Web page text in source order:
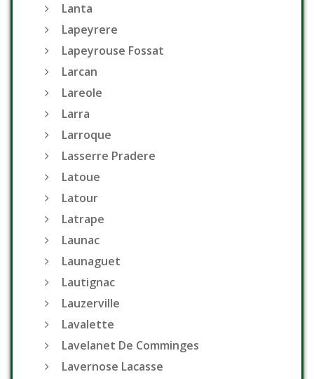
Lanta
Lapeyrere
Lapeyrouse Fossat
Larcan
Lareole
Larra
Larroque
Lasserre Pradere
Latoue
Latour
Latrape
Launac
Launaguet
Lautignac
Lauzerville
Lavalette
Lavelanet De Comminges
Lavernose Lacasse